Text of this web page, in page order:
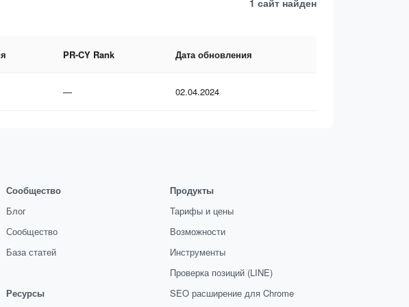
1 сайт найден
PR-CY Rank Дата обновления
— 02.04.2024
Сообщество
Блог
Сообщество
База статей
Ресурсы
Продукты
Тарифы и цены
Возможности
Инструменты
Проверка позиций (LINE)
SEO расширение для Chrome